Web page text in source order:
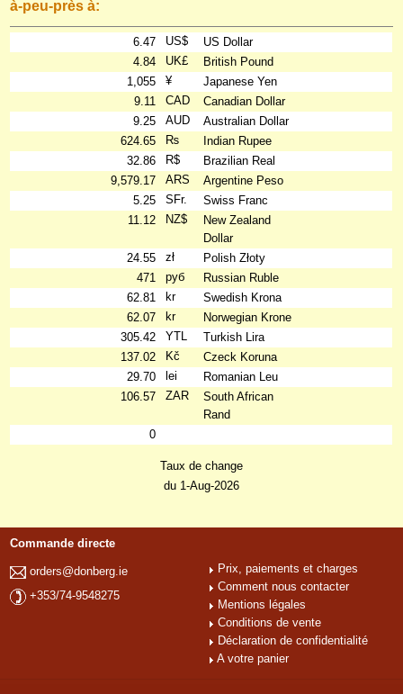
à-peu-près à:
6.47 US$
US Dollar
4.84
UK£
British Pound
1,055
¥
Japanese Yen
9.11
CAD
Canadian Dollar
9.25
AUD
Australian Dollar
624.65
₨
Indian Rupee
32.86
R$
Brazilian Real
9,579.17
ARS
Argentine Peso
5.25
SFr.
Swiss Franc
11.12
NZ$
New Zealand
Dollar
24.55
zł
Polish Złoty
471
руб
Russian Ruble
62.81
kr
Swedish Krona
62.07
kr
Norwegian Krone
305.42
YTL
Turkish Lira
137.02
Kč
Czeck Koruna
29.70
lei
Romanian Leu
106.57
ZAR
South African
Rand
0
Taux de change
du 1-Aug-2026
Commande directe
orders@donberg.ie
+353/74-9548275
Prix, paiements et charges
Comment nous contacter
Mentions légales
Conditions de vente
Déclaration de confidentialité
A votre panier